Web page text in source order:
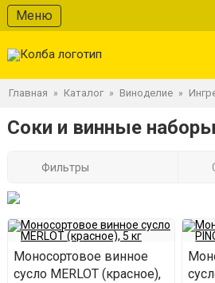
Меню
Главная » Каталог » Виноделие »
Соки и винные
Фильтры
Моносортовое винное
сусло MERLOT (красное),